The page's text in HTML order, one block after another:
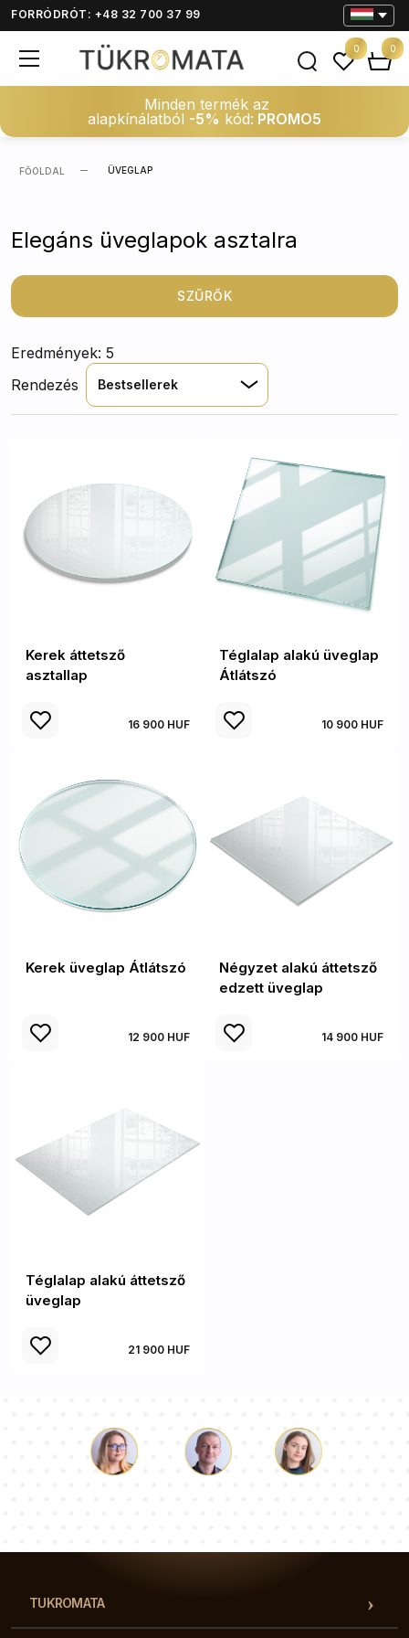
FORRÓDRÓT: +48 32 700 37 99
Minden termék az
alapkínálatból -5% kód: PROMO5
0 0
FŐOLDAL ÜVEGLAP
Elegáns üveglapok asztalra
SZŰRŐK
Eredmények: 5
Rendezés
Bestsellerek
Kerek áttetsző
asztallap
16 900 HUF
Téglalap alakú üveglap
Átlátszó
10 900 HUF
Kerek üveglap Átlátszó
12 900 HUF
Négyzet alakú áttetsző
edzett üveglap
14 900 HUF
Téglalap alakú áttetsző
üveglap
21 900 HUF
TUKROMATA